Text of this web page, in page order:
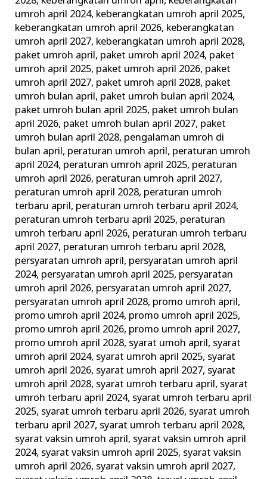
umroh april 2024, keberangkatan umroh april 2025,
keberangkatan umroh april 2026, keberangkatan
umroh april 2027, keberangkatan umroh april 2028,
paket umroh april, paket umroh april 2024, paket
umroh april 2025, paket umroh april 2026, paket
umroh april 2027, paket umroh april 2028, paket
umroh bulan april, paket umroh bulan april 2024,
paket umroh bulan april 2025, paket umroh bulan
april 2026, paket umroh bulan april 2027, paket
umroh bulan april 2028, pengalaman umroh di
bulan april, peraturan umroh april, peraturan umroh
april 2024, peraturan umroh april 2025, peraturan
umroh april 2026, peraturan umroh april 2027,
peraturan umroh april 2028, peraturan umroh
terbaru april, peraturan umroh terbaru april 2024,
peraturan umroh terbaru april 2025, peraturan
umroh terbaru april 2026, peraturan umroh terbaru
april 2027, peraturan umroh terbaru april 2028,
persyaratan umroh april, persyaratan umroh april
2024, persyaratan umroh april 2025, persyaratan
umroh april 2026, persyaratan umroh april 2027,
persyaratan umroh april 2028, promo umroh april,
promo umroh april 2024, promo umroh april 2025,
promo umroh april 2026, promo umroh april 2027,
promo umroh april 2028, syarat umoh april, syarat
umroh april 2024, syarat umroh april 2025, syarat
umroh april 2026, syarat umroh april 2027, syarat
umroh april 2028, syarat umroh terbaru april, syarat
umroh terbaru april 2024, syarat umroh terbaru april
2025, syarat umroh terbaru april 2026, syarat umroh
terbaru april 2027, syarat umroh terbaru april 2028,
syarat vaksin umroh april, syarat vaksin umroh april
2024, syarat vaksin umroh april 2025, syarat vaksin
umroh april 2026, syarat vaksin umroh april 2027,